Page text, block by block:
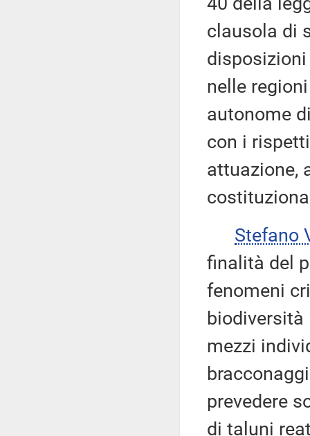
clausola di
nelle
autonome
con i
attuazione,
Stefano
finalità del
fenomeni
mezzi
prevedere
di taluni